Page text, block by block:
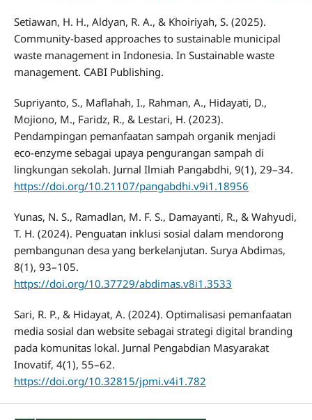
Setiawan, H. H., Aldyan, R. A., & Khoiriyah, S. (2025).
Community-based approaches to sustainable municipal
waste management in Indonesia. In Sustainable waste
management. CABI Publishing.
Supriyanto, S., Maflahah, I., Rahman, A., Hidayati, D.,
Mojiono, M., Faridz, R., & Lestari, H. (2023).
Pendampingan pemanfaatan sampah organik menjadi
eco-enzyme sebagai upaya pengurangan sampah di
lingkungan sekolah. Jurnal Ilmiah Pangabdhi, 9(1), 29–34.
https://doi.org/10.21107/pangabdhi.v9i1.18956
Yunas, N. S., Ramadlan, M. F. S., Damayanti, R., & Wahyudi,
T. H. (2024). Penguatan inklusi sosial dalam mendorong
pembangunan desa yang berkelanjutan. Surya Abdimas,
8(1), 93–105.
https://doi.org/10.37729/abdimas.v8i1.3533
Sari, R. P., & Hidayat, A. (2024). Optimalisasi pemanfaatan
media sosial dan website sebagai strategi digital branding
pada komunitas lokal. Jurnal Pengabdian Masyarakat
Inovatif, 4(1), 55–62.
https://doi.org/10.32815/jpmi.v4i1.782